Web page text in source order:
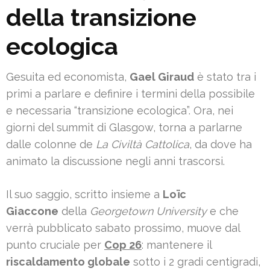
della transizione
ecologica
Gesuita ed economista, Gael Giraud è stato tra i
primi a parlare e definire i termini della possibile
e necessaria “transizione ecologica”. Ora, nei
giorni del summit di Glasgow, torna a parlarne
dalle colonne de La Civiltà Cattolica, da dove ha
animato la discussione negli anni trascorsi.
Il suo saggio, scritto insieme a Loïc
Giaccone della Georgetown Universitye che
verrà pubblicato sabato prossimo, muove dal
punto cruciale per Cop 26: mantenere il
riscaldamento globale sotto i 2 gradi centigradi,